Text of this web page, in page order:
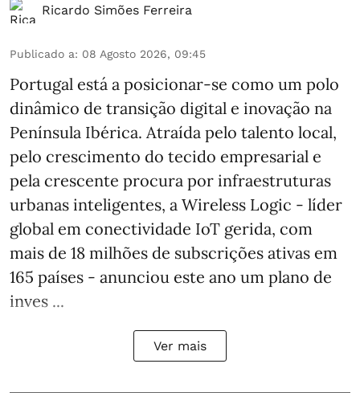
Ricardo Simões Ferreira
Publicado a: 08 Agosto 2026, 09:45
Portugal está a posicionar-se como um polo
dinâmico de transição digital e inovação na
Península Ibérica. Atraída pelo talento local,
pelo crescimento do tecido empresarial e
pela crescente procura por infraestruturas
urbanas inteligentes, a Wireless Logic - líder
global em conectividade IoT gerida, com
mais de 18 milhões de subscrições ativas em
165 países - anunciou este ano um plano de
inves ...
Ver mais